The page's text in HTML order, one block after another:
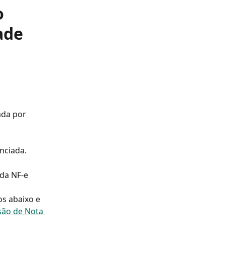
por
NF-e
abaixo e
de Nota